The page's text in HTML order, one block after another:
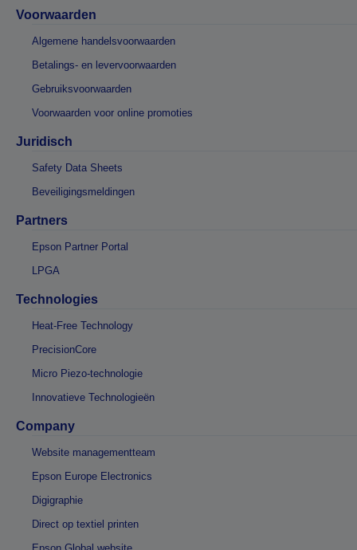
Voorwaarden
Algemene handelsvoorwaarden
Betalings- en levervoorwaarden
Gebruiksvoorwaarden
Voorwaarden voor online promoties
Juridisch
Safety Data Sheets
Beveiligingsmeldingen
Partners
Epson Partner Portal
LPGA
Technologies
Heat-Free Technology
PrecisionCore
Micro Piezo-technologie
Innovatieve Technologieën
Company
Website managementteam
Epson Europe Electronics
Digigraphie
Direct op textiel printen